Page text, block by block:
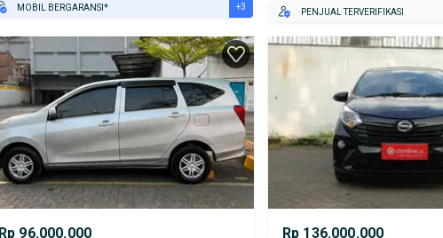
MOBIL BERGARANSI*
TEST DRIVE DARI RUMAH
GRATIS BIAYA JASA PERAWATAN*
+3
PENJUAL TERVERIFIKASI
Rp 96.000.000 Rp 136.000.000